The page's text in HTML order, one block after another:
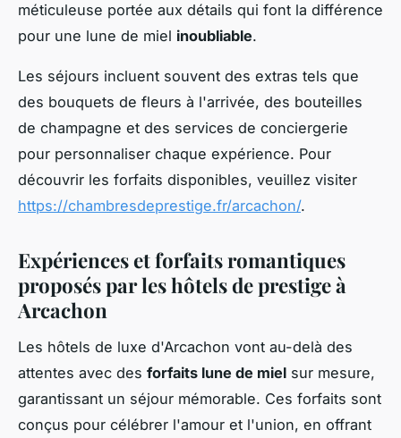
méticuleuse portée aux détails qui font la différence
pour une lune de miel inoubliable.
Les séjours incluent souvent des extras tels que
des bouquets de fleurs à l'arrivée, des bouteilles
de champagne et des services de conciergerie
pour personnaliser chaque expérience. Pour
découvrir les forfaits disponibles, veuillez visiter
https://chambresdeprestige.fr/arcachon/.
Expériences et forfaits romantiques
proposés par les hôtels de prestige à
Arcachon
Les hôtels de luxe d'Arcachon vont au-delà des
attentes avec des forfaits lune de miel sur mesure,
garantissant un séjour mémorable. Ces forfaits sont
conçus pour célébrer l'amour et l'union, en offrant